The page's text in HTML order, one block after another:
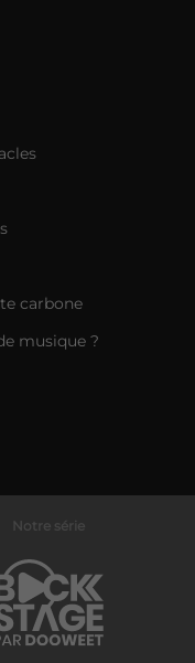
carbone
musique ?
Notre série